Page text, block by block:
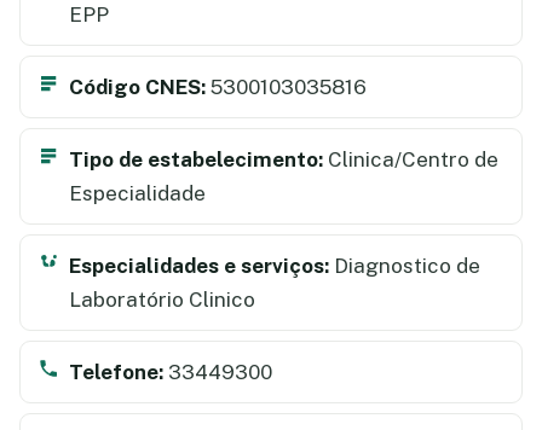
EPP
Código CNES: 5300103035816
Tipo de estabelecimento: Clinica/Centro de
Especialidade
Especialidades e serviços: Diagnostico de
Laboratório Clinico
Telefone: 33449300